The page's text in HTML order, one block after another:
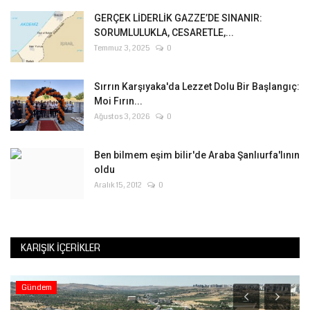
GERÇEK LİDERLİK GAZZE’DE SINANIR:
SORUMLULUKLA, CESARETLE,...
Temmuz 3, 2025 0
Sırrın Karşıyaka'da Lezzet Dolu Bir Başlangıç:
Moi Fırın...
Ağustos 3, 2026 0
Ben bilmem eşim bilir'de Araba Şanlıurfa'lının
oldu
Aralık 15, 2012 0
KARIŞIK İÇERIKLER
Gündem